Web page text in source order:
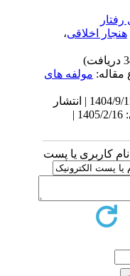
اخلاقی،
مولفه های
دریافت: 1403/10/7 | پذیرش: 1404/9/15 | انتشار
الکترونیک پیش از انتشار نهایی: 1405/2/16 |
کاربری یا پست